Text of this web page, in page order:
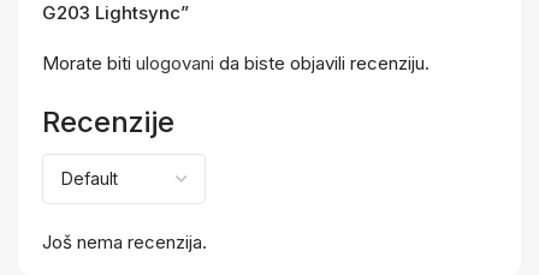
Recenzije
Još nema recenzija.
G203 Lightsync”
Morate biti ulogovani da biste objavili recenziju.